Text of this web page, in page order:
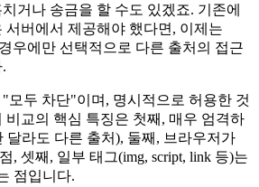
거나 송금을 할 수도 있겠죠. 기존에
서버에서 제공해야 했다면, 이제는
우에만 선택적으로 다른 출처의 접근
모두 차단"이며, 명시적으로 허용한 것
비교의 핵심 특징은 첫째, 매우 엄격하
달라도 다른 출처), 둘째, 브라우저가
, 셋째, 일부 태그(img, script, link 등)는
점입니다.